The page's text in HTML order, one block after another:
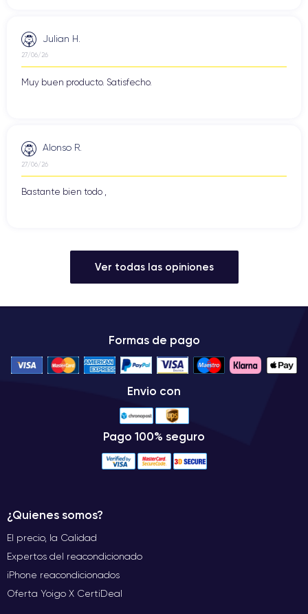
Julian H.
27/06/26
Muy buen producto. Satisfecho.
Alonso R.
27/06/26
Bastante bien todo ,
Ver todas las opiniones
Formas de pago
Envio con
Pago 100% seguro
¿Quienes somos?
El precio, la Calidad
Expertos del reacondicionado
iPhone reacondicionados
Oferta Yoigo X CertiDeal